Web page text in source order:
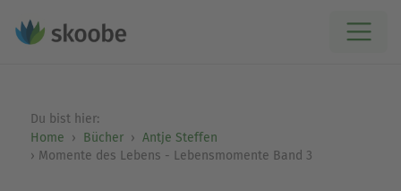
Du bist hier:
Home
Bücher
Antje Steffen
Momente des Lebens - Lebensmomente Band 3